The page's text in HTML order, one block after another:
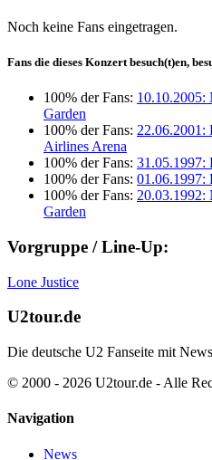
Noch keine Fans eingetragen.
Fans die dieses Konzert besuch(t)en,
100% der Fans: 10.10.2005:
Garden
100% der Fans: 22.06.2001:
Airlines Arena
100% der Fans: 31.05.1997:
100% der Fans: 01.06.1997:
100% der Fans: 20.03.1992:
Garden
Vorgruppe / Line-Up:
Lone Justice
U2tour.de
Die deutsche U2 Fanseite mit
© 2000 - 2026 U2tour.de - Alle
Navigation
News